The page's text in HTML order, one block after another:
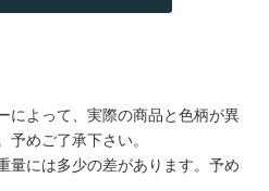
によって、実際の商品と色柄が異
予めご了承下さい。
量には多少の差があります。予め